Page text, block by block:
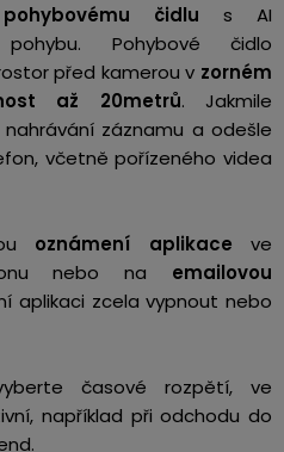
čidlu s AI
Pohybové čidlo
před kamerou v zorném
až 20metrů. Jakmile
záznamu a odešle
včetně pořízeného videa
oznámení aplikace ve
nebo na emailovou
aplikaci zcela vypnout nebo
časové rozpětí, ve
například při odchodu do